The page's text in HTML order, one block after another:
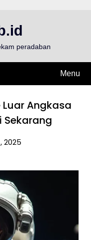
peradaban
Menu
Luar Angkasa
Sekarang
2025